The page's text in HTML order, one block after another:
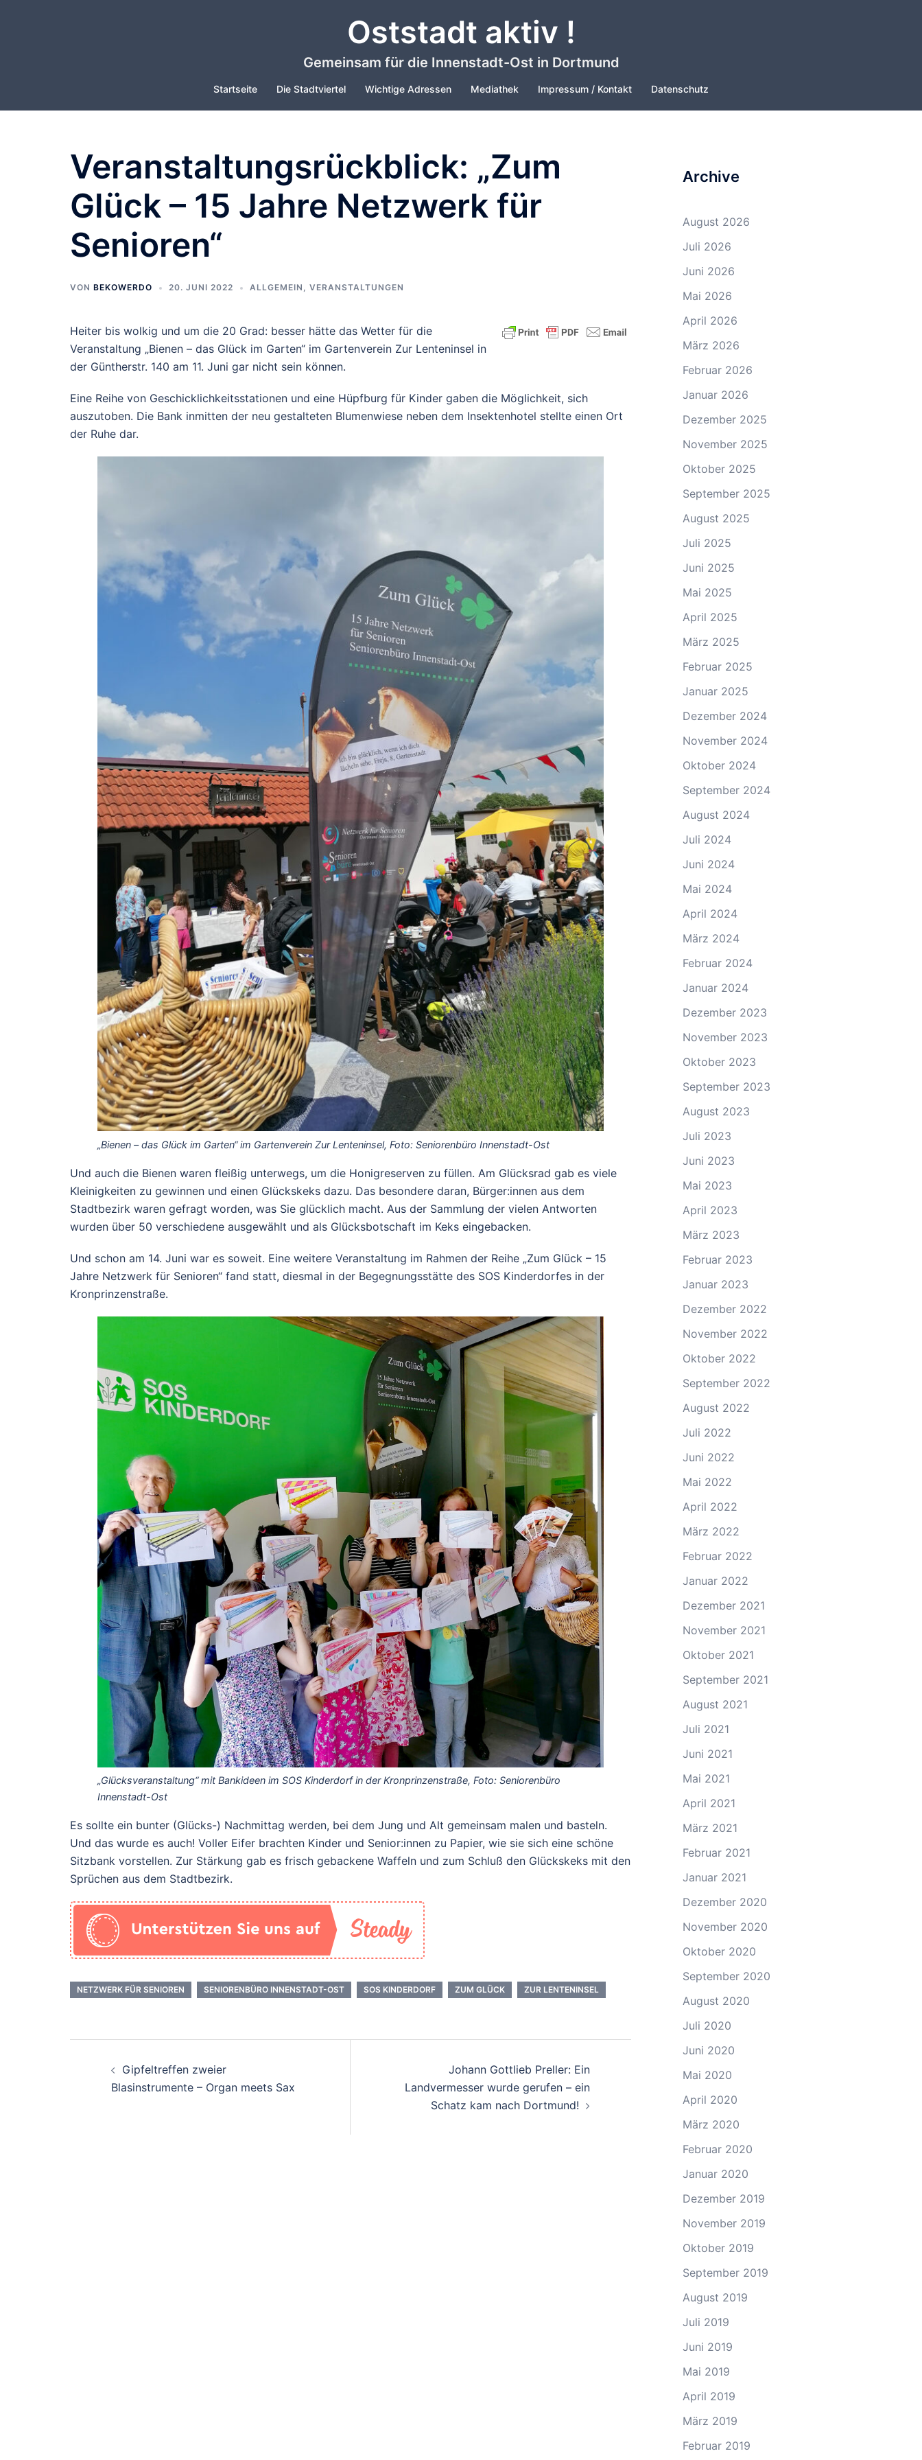
Oststadt aktiv !
Gemeinsam für die Innenstadt-Ost in Dortmund
Startseite Die Stadtviertel Wichtige Adressen Mediathek Impressum / Kontakt Datenschutz
Veranstaltungsrückblick: „Zum
Glück – 15 Jahre Netzwerk für
Senioren“
VON BEKOWERDO 20. JUNI 2022 ALLGEMEIN , VERANSTALTUNGEN
Heiter bis wolkig und um die 20 Grad: besser hätte das Wetter für die
Veranstaltung „Bienen – das Glück im Garten“ im Gartenverein Zur Lenteninsel in
der Güntherstr. 140 am 11. Juni gar nicht sein können.
Eine Reihe von Geschicklichkeitsstationen und eine Hüpfburg für Kinder gaben die Möglichkeit, sich
auszutoben. Die Bank inmitten der neu gestalteten Blumenwiese neben dem Insektenhotel stellte einen Ort
der Ruhe dar.
„Bienen – das Glück im Garten“ im Gartenverein Zur Lenteninsel, Foto: Seniorenbüro Innenstadt-Ost
Und auch die Bienen waren fleißig unterwegs, um die Honigreserven zu füllen. Am Glücksrad gab es viele
Kleinigkeiten zu gewinnen und einen Glückskeks dazu. Das besondere daran, Bürger:innen aus dem
Stadtbezirk waren gefragt worden, was Sie glücklich macht. Aus der Sammlung der vielen Antworten
wurden über 50 verschiedene ausgewählt und als Glücksbotschaft im Keks eingebacken.
Und schon am 14. Juni war es soweit. Eine weitere Veranstaltung im Rahmen der Reihe „Zum Glück – 15
Jahre Netzwerk für Senioren“ fand statt, diesmal in der Begegnungsstätte des SOS Kinderdorfes in der
Kronprinzenstraße.
„Glücksveranstaltung“ mit Bankideen im SOS Kinderdorf in der Kronprinzenstraße, Foto: Seniorenbüro
Innenstadt-Ost
Es sollte ein bunter (Glücks-) Nachmittag werden, bei dem Jung und Alt gemeinsam malen und basteln.
Und das wurde es auch! Voller Eifer brachten Kinder und Senior:innen zu Papier, wie sie sich eine schöne
Sitzbank vorstellen. Zur Stärkung gab es frisch gebackene Waffeln und zum Schluß den Glückskeks mit den
Sprüchen aus dem Stadtbezirk.
NETZWERK FÜR SENIOREN SENIORENBÜRO INNENSTADT-OST SOS KINDERDORF ZUM GLÜCK ZUR LENTENINSEL
Beitrags-
Navigation
Gipfeltreffen zweier
Blasinstrumente – Organ meets Sax
Johann Gottlieb Preller: Ein
Landvermesser wurde gerufen – ein
Schatz kam nach Dortmund!
Archive
August 2026
Juli 2026
Juni 2026
Mai 2026
April 2026
März 2026
Februar 2026
Januar 2026
Dezember 2025
November 2025
Oktober 2025
September 2025
August 2025
Juli 2025
Juni 2025
Mai 2025
April 2025
März 2025
Februar 2025
Januar 2025
Dezember 2024
November 2024
Oktober 2024
September 2024
August 2024
Juli 2024
Juni 2024
Mai 2024
April 2024
März 2024
Februar 2024
Januar 2024
Dezember 2023
November 2023
Oktober 2023
September 2023
August 2023
Juli 2023
Juni 2023
Mai 2023
April 2023
März 2023
Februar 2023
Januar 2023
Dezember 2022
November 2022
Oktober 2022
September 2022
August 2022
Juli 2022
Juni 2022
Mai 2022
April 2022
März 2022
Februar 2022
Januar 2022
Dezember 2021
November 2021
Oktober 2021
September 2021
August 2021
Juli 2021
Juni 2021
Mai 2021
April 2021
März 2021
Februar 2021
Januar 2021
Dezember 2020
November 2020
Oktober 2020
September 2020
August 2020
Juli 2020
Juni 2020
Mai 2020
April 2020
März 2020
Februar 2020
Januar 2020
Dezember 2019
November 2019
Oktober 2019
September 2019
August 2019
Juli 2019
Juni 2019
Mai 2019
April 2019
März 2019
Februar 2019